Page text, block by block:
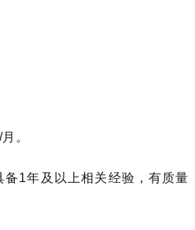
。
1年及以上相关经验，有质量